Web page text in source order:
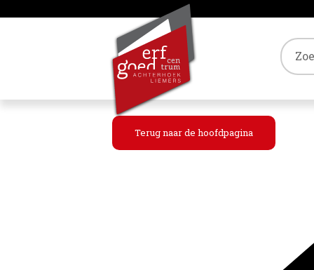
Terug naar de hoofdpagina